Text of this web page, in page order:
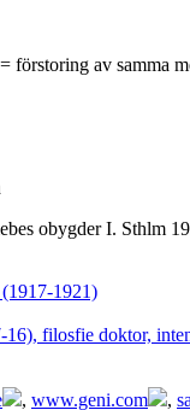
1921)
filosfie doktor,
, www.geni.com ,